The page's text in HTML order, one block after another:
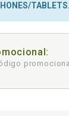
TABLETS.